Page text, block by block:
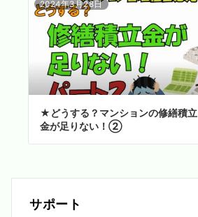
2024年3月28日
★どうする？マンションの修繕積立
金が足りない！②
サポート